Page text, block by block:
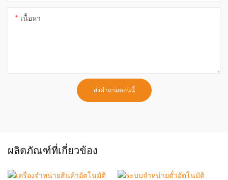
เนื้อหา
ส่งคำถามตอนนี้
ผลิตภัณฑ์ที่เกี่ยวข้อง